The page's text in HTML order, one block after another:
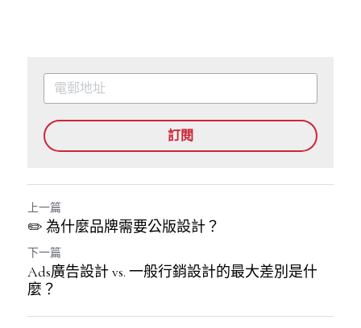
訂閱
上一篇
✏️ 為什麼品牌需要公版設計？
下一篇
Ads廣告設計 vs. 一般行銷設計的最大差別是什
麼？